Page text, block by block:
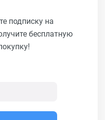
подписку на
бесплатную